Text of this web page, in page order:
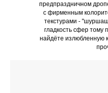
предпраздничном
с фирменным
текстурами -
гладкость сфер тому
найдёте излюбленную